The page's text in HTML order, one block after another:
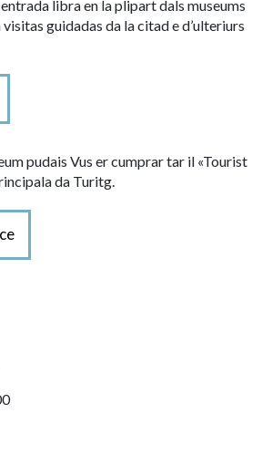
libra en la plipart dals museums
guidadas da la citad e d’ulteriurs
pudais Vus er cumprar tar il «Tourist
da Turitg.